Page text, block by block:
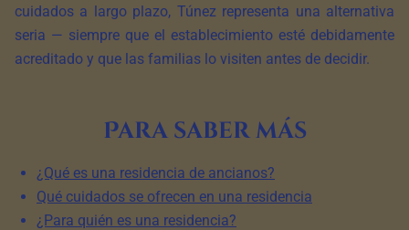
cuidados a largo plazo, Túnez representa una alternativa
seria — siempre que el establecimiento esté debidamente
acreditado y que las familias lo visiten antes de decidir.
Para saber más
¿Qué es una residencia de ancianos?
Qué cuidados se ofrecen en una residencia
¿Para quién es una residencia?